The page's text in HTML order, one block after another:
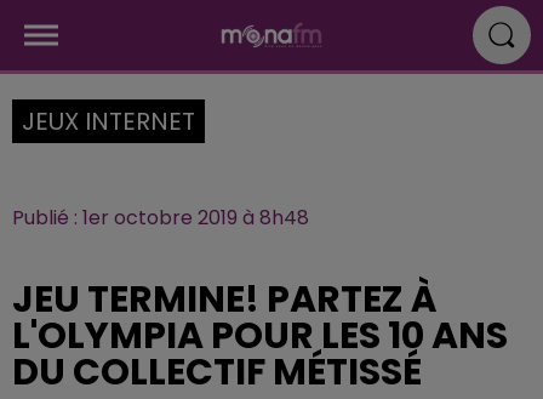
JEUX INTERNET
Publié : 1er octobre 2019 à 8h48
JEU TERMINE! PARTEZ À
L'OLYMPIA POUR LES 10 ANS
DU COLLECTIF MÉTISSÉ